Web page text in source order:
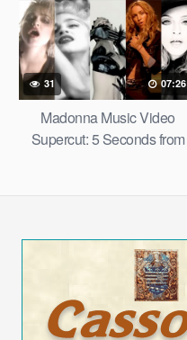
31 07:26
Madonna Music Video
Supercut: 5 Seconds from